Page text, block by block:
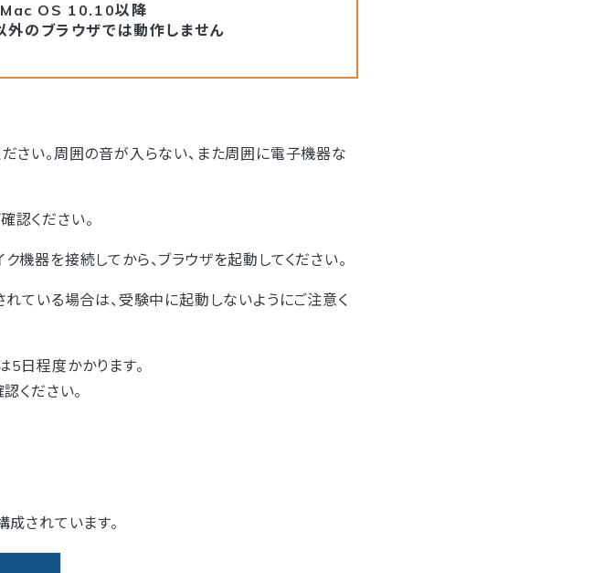
OS 10.10以降
ブラウザでは動作しません
さい。周囲の音が入らない、また周囲に電子機器な
認ください。
機器を接続してから、ブラウザを起動してください。
れている場合は、受験中に起動しないようにご注意く
5日程度かかります。
ください。
成されています。